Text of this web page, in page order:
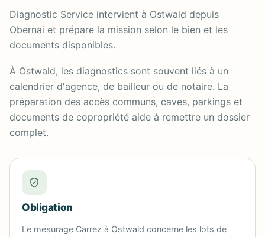
Diagnostic Service intervient à Ostwald depuis
Obernai et prépare la mission selon le bien et les
documents disponibles.
À Ostwald, les diagnostics sont souvent liés à un
calendrier d'agence, de bailleur ou de notaire. La
préparation des accès communs, caves, parkings et
documents de copropriété aide à remettre un dossier
complet.
Obligation
Le mesurage Carrez à Ostwald concerne les lots de